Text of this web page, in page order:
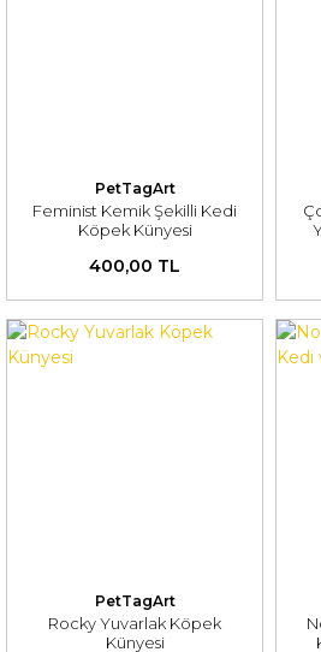
PetTagArt
Feminist Kemik Şekilli Kedi
Köpek Künyesi
400,00 TL
PetTagArt
Rocky Yuvarlak Köpek
Künyesi